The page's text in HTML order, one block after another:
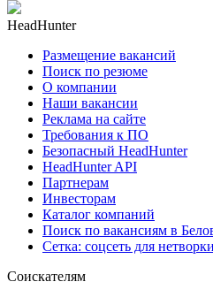
HeadHunter
Размещение вакансий
Поиск по резюме
О компании
Наши вакансии
Реклама на сайте
Требования к ПО
Безопасный HeadHunter
HeadHunter API
Партнерам
Инвесторам
Каталог компаний
Поиск по вакансиям в
Сетка: соцсеть для
Соискателям